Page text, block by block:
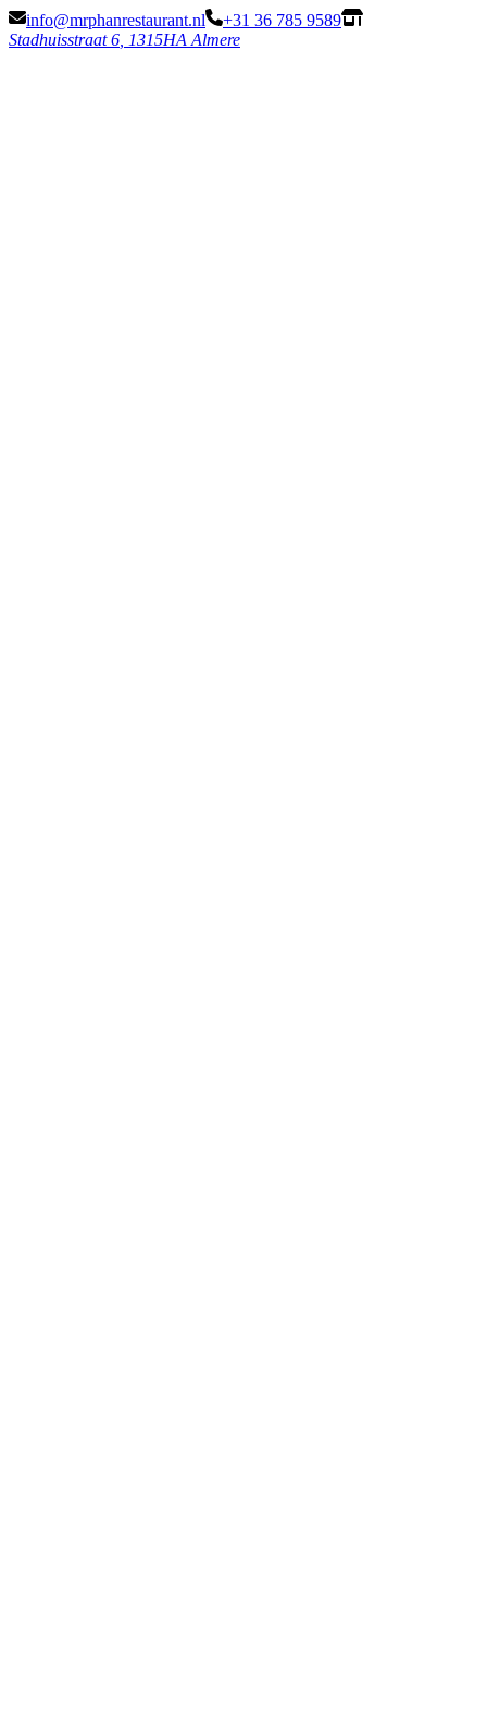
info@mrphanrestaurant.nl
+31 36 785 9589
Stadhuisstraat 6 1315HA Almere